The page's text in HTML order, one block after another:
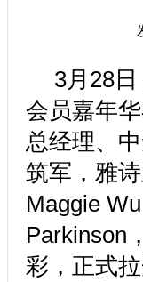
3月28
会员嘉年
总经理、
筑军，雅
Maggie
Parkinson
彩，正式